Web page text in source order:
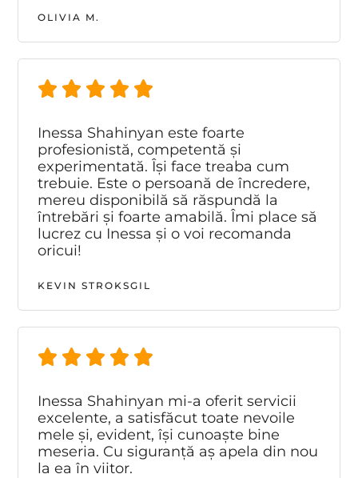
OLIVIA M.
Inessa Shahinyan este foarte
profesionistă, competentă și
experimentată. Își face treaba cum
trebuie. Este o persoană de încredere,
mereu disponibilă să răspundă la
întrebări și foarte amabilă. Îmi place să
lucrez cu Inessa și o voi recomanda
oricui!
KEVIN STROKSGIL
Inessa Shahinyan mi-a oferit servicii
excelente, a satisfăcut toate nevoile
mele și, evident, își cunoaște bine
meseria. Cu siguranță aș apela din nou
la ea în viitor.